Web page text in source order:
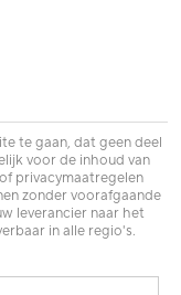
te gaan, dat geen deel
voor de inhoud van
privacymaatregelen
zonder voorafgaande
leverancier naar het
in alle regio's.